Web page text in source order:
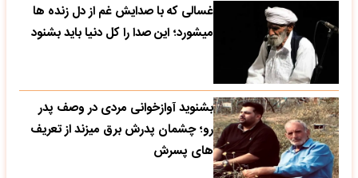
غسالی که با صدایش غم از دل زنده ها
میشورد؛ این صدا را کل دنیا باید بشنود
بشنوید آوازخوانی مردی در وصف پدر
رو؛ چشمان پدرش برق میزند از تعریف
های پسرش